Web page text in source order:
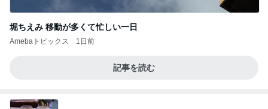
堀ちえみ 移動が多くて忙しい一日
Amebaトピックス 1日前
記事を読む